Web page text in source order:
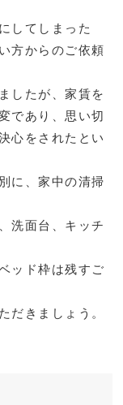
してしまった
方からのご依頼
したが、家賃を
であり、思い切
心をされたとい
に、家中の清掃
洗面台、キッチ
ッド枠は残すご
だきましょう。